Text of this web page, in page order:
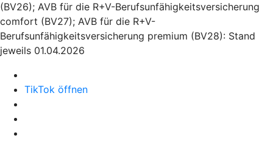
(BV26); AVB für die R+V-Berufsunfähigkeitsversicherung
comfort (BV27); AVB für die R+V-
Berufsunfähigkeitsversicherung premium (BV28): Stand
jeweils 01.04.2026
TikTok öffnen